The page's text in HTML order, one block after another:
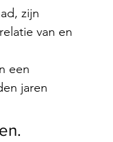
zijn
van en
een
jaren